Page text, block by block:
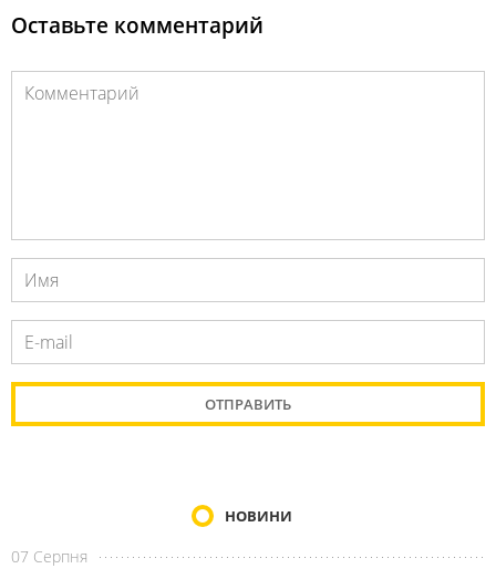
Оставьте комментарий
НОВИНИ
07 Серпня